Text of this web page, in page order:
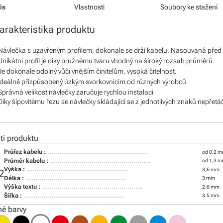
Vlastnosti Soubory ke stažení
produktu
s uzavřeným profilem, dokonale se drží kabelu. Nasouvaná
profil je díky pružnému tvaru vhodný na široký rozsah průměrů.
dokonale odolný vůči vnějším činitelům, vysoká čitelnost.
přizpůsobený úzkým svorkovnicím od různých výrobců
velikost návlečky zaručuje rychlou instalaci
šípovitému řezu se návlečky skládající se z jednotlivých znaků
produktu
Průřez kabelu : od 0,2
Průměr kabelu : od 1,3
Výška : 3,6 mm
Délka : 3 mm
Výška textu : 2,6 mm
Šířka : 3,5 mm
barvy